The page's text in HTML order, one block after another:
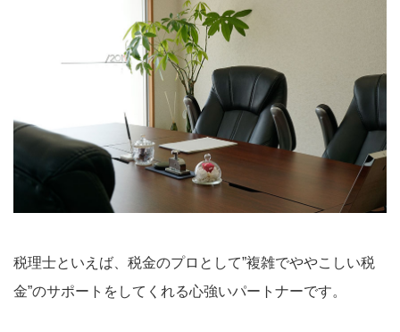
税理士といえば、税金のプロとして”複雑でややこしい税
金”のサポートをしてくれる心強いパートナーです。